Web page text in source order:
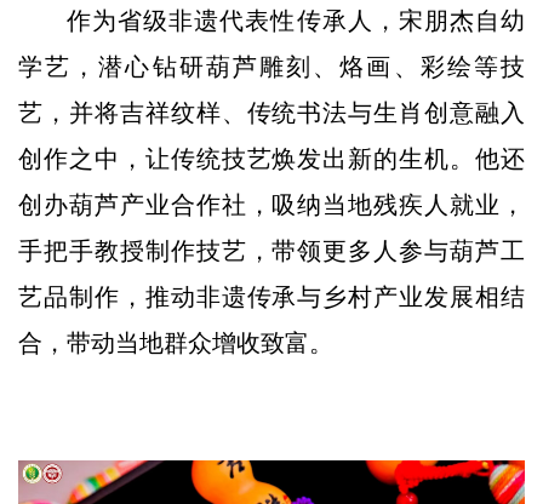
作为省级非遗代表性传承人，宋朋杰自幼
学艺，潜心钻研葫芦雕刻、烙画、彩绘等技
艺，并将吉祥纹样、传统书法与生肖创意融入
创作之中，让传统技艺焕发出新的生机。他还
创办葫芦产业合作社，吸纳当地残疾人就业，
手把手教授制作技艺，带领更多人参与葫芦工
艺品制作，推动非遗传承与乡村产业发展相结
合，带动当地群众增收致富。